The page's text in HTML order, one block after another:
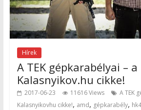
Hírek
A TEK gépkarabélyai – a
Kalasnyikov.hu cikke!
2017-06-23 11616 Views
A TEK
Kalasnyikovhu cikke!, amd, gépkarabély,